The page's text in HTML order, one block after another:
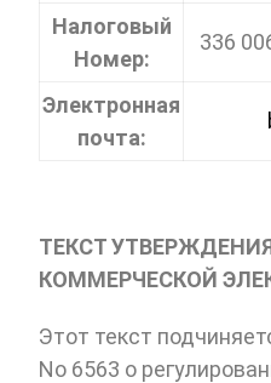
Налоговый
Номер:
336
Электронная
почта:
ТЕКСТ
КОММЕРЧЕСКОЙ
Этот текст
No 6563 о